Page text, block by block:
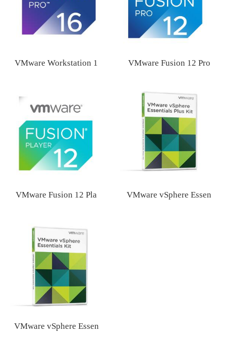
VMware Workstation 1 VMware Fusion 12 Pro
VMware Fusion 12 Pla VMware vSphere Essen
VMware vSphere Essen